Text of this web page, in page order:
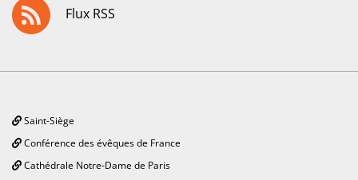
Flux RSS
Saint-Siège
Conférence des évêques de France
Cathédrale Notre-Dame de Paris